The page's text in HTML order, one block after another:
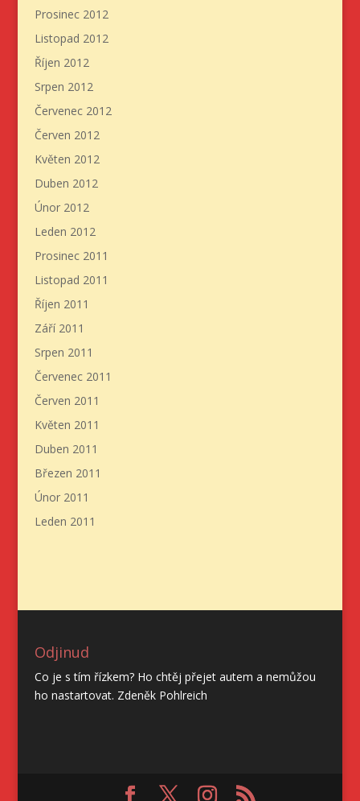
Prosinec 2012
Listopad 2012
Říjen 2012
Srpen 2012
Červenec 2012
Červen 2012
Květen 2012
Duben 2012
Únor 2012
Leden 2012
Prosinec 2011
Listopad 2011
Říjen 2011
Září 2011
Srpen 2011
Červenec 2011
Červen 2011
Květen 2011
Duben 2011
Březen 2011
Únor 2011
Leden 2011
Odjinud
Co je s tím řízkem? Ho chtěj přejet autem a nemůžou
ho nastartovat. Zdeněk Pohlreich